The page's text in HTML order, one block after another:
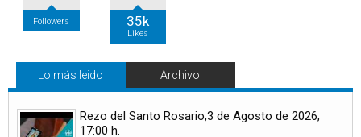
Followers 35k
Likes
Lo más leido Archivo
Rezo del Santo Rosario,3 de Agosto de 2026,
17:00 h.